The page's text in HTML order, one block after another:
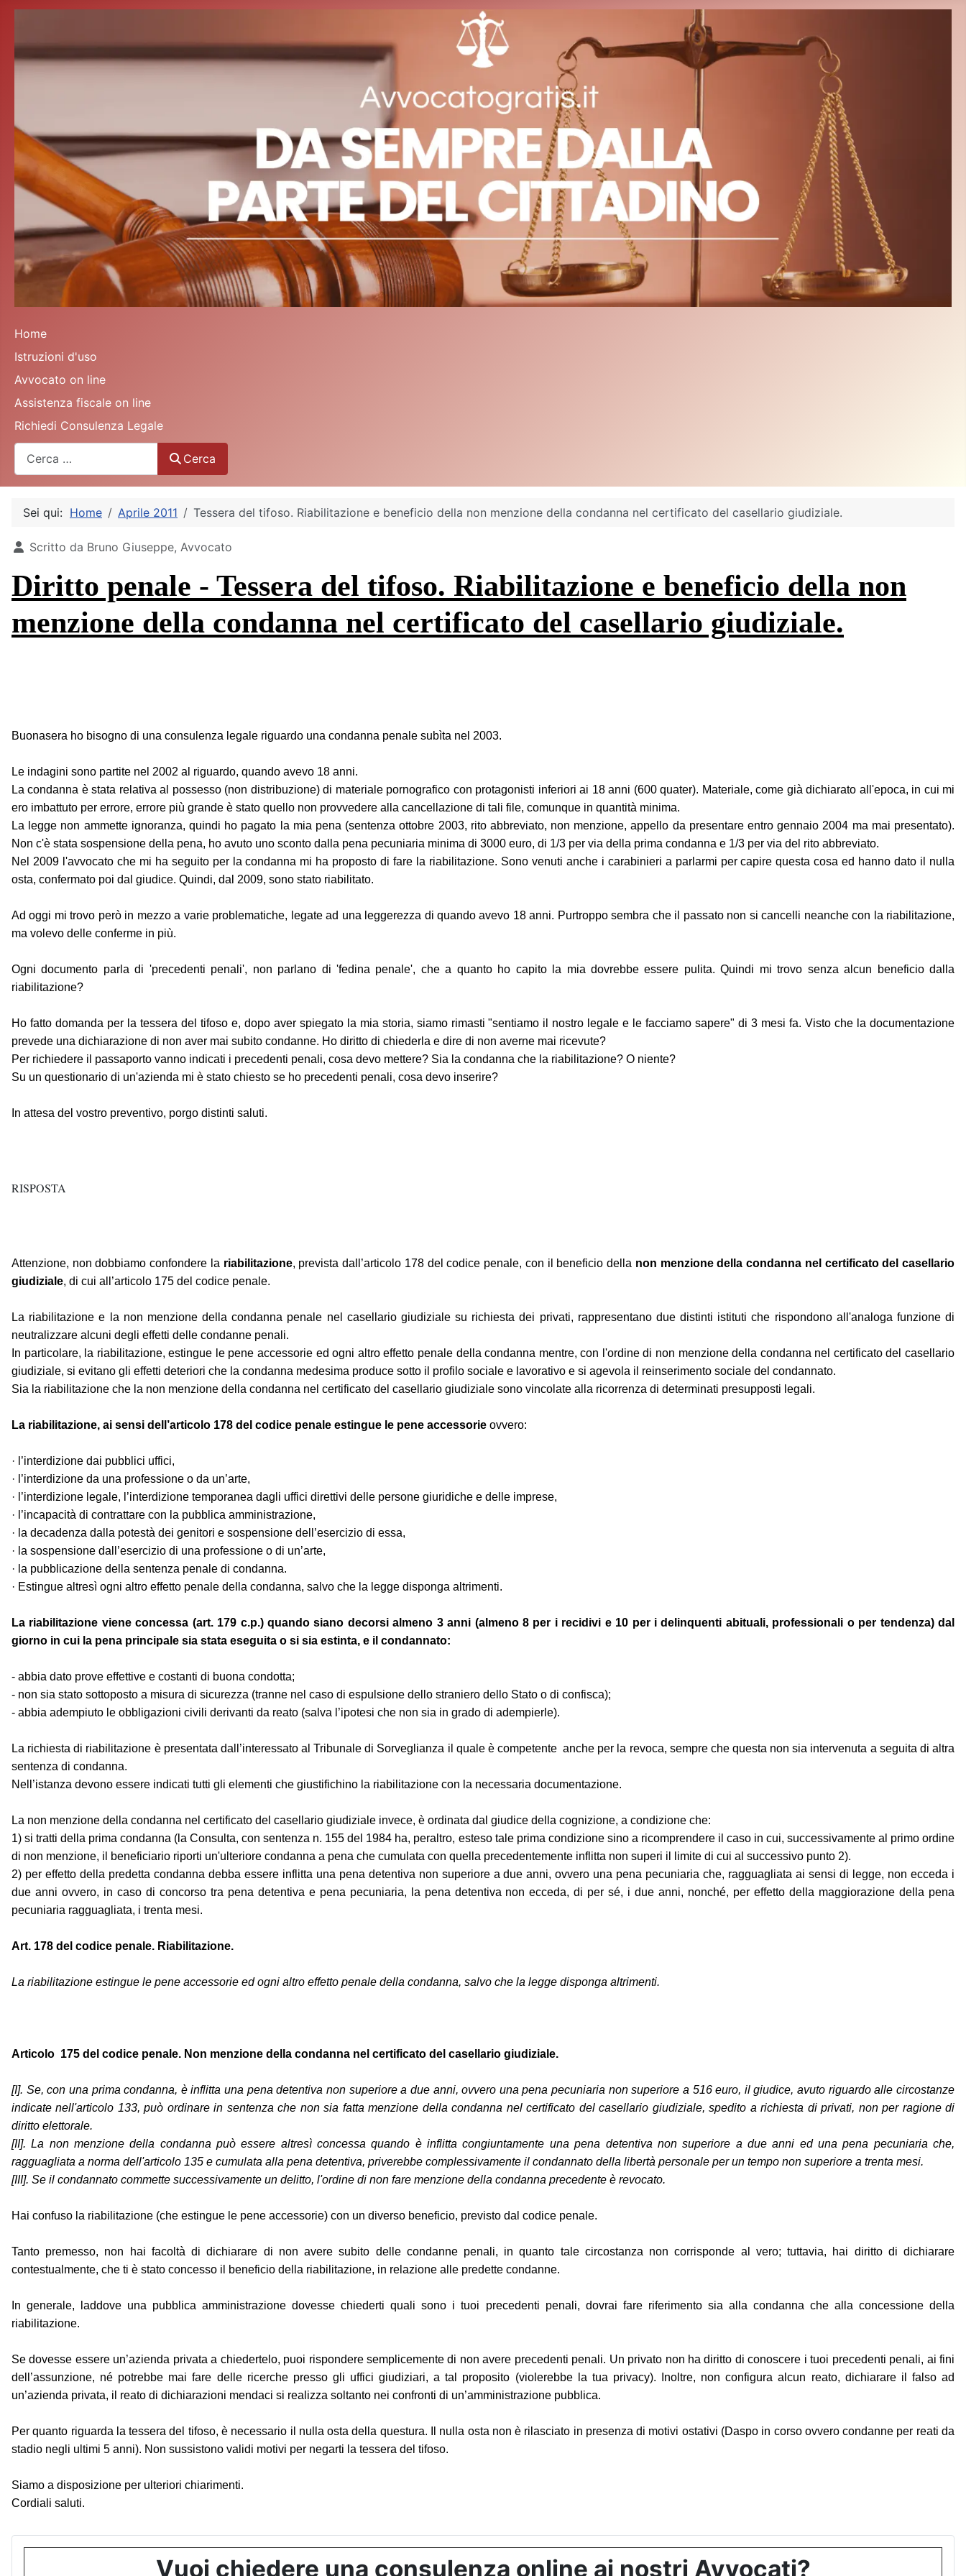
Home
Istruzioni d'uso
Avvocato on line
Assistenza fiscale on line
Richiedi Consulenza Legale
Cerca
Sei qui: Home Aprile 2011 Tessera del tifoso. Riabilitazione e beneficio della non menzione della condanna nel certificato del casellario giudiziale.
Dettagli
Scritto da Bruno Giuseppe, Avvocato
Diritto penale - Tessera del tifoso. Riabilitazione e beneficio della non
menzione della condanna nel certificato del casellario giudiziale.
Buonasera ho bisogno di una consulenza legale riguardo una condanna penale subìta nel 2003.
Le indagini sono partite nel 2002 al riguardo, quando avevo 18 anni.
La condanna è stata relativa al possesso (non distribuzione) di materiale pornografico con protagonisti inferiori ai 18 anni (600 quater). Materiale, come già dichiarato all'epoca, in cui mi
ero imbattuto per errore, errore più grande è stato quello non provvedere alla cancellazione di tali file, comunque in quantità minima.
La legge non ammette ignoranza, quindi ho pagato la mia pena (sentenza ottobre 2003, rito abbreviato, non menzione, appello da presentare entro gennaio 2004 ma mai presentato).
Non c'è stata sospensione della pena, ho avuto uno sconto dalla pena pecuniaria minima di 3000 euro, di 1/3 per via della prima condanna e 1/3 per via del rito abbreviato.
Nel 2009 l'avvocato che mi ha seguito per la condanna mi ha proposto di fare la riabilitazione. Sono venuti anche i carabinieri a parlarmi per capire questa cosa ed hanno dato il nulla
osta, confermato poi dal giudice. Quindi, dal 2009, sono stato riabilitato.
Ad oggi mi trovo però in mezzo a varie problematiche, legate ad una leggerezza di quando avevo 18 anni. Purtroppo sembra che il passato non si cancelli neanche con la riabilitazione,
ma volevo delle conferme in più.
Ogni documento parla di 'precedenti penali', non parlano di 'fedina penale', che a quanto ho capito la mia dovrebbe essere pulita. Quindi mi trovo senza alcun beneficio dalla
riabilitazione?
Ho fatto domanda per la tessera del tifoso e, dopo aver spiegato la mia storia, siamo rimasti "sentiamo il nostro legale e le facciamo sapere" di 3 mesi fa. Visto che la documentazione
prevede una dichiarazione di non aver mai subito condanne. Ho diritto di chiederla e dire di non averne mai ricevute?
Per richiedere il passaporto vanno indicati i precedenti penali, cosa devo mettere? Sia la condanna che la riabilitazione? O niente?
Su un questionario di un'azienda mi è stato chiesto se ho precedenti penali, cosa devo inserire?
In attesa del vostro preventivo, porgo distinti saluti.
RISPOSTA
Attenzione, non dobbiamo confondere la riabilitazione, prevista dall’articolo 178 del codice penale, con il beneficio della non menzione della condanna nel certificato del casellario
giudiziale, di cui all’articolo 175 del codice penale.
La riabilitazione e la non menzione della condanna penale nel casellario giudiziale su richiesta dei privati, rappresentano due distinti istituti che rispondono all'analoga funzione di
neutralizzare alcuni degli effetti delle condanne penali.
In particolare, la riabilitazione, estingue le pene accessorie ed ogni altro effetto penale della condanna mentre, con l'ordine di non menzione della condanna nel certificato del casellario
giudiziale, si evitano gli effetti deteriori che la condanna medesima produce sotto il profilo sociale e lavorativo e si agevola il reinserimento sociale del condannato.
Sia la riabilitazione che la non menzione della condanna nel certificato del casellario giudiziale sono vincolate alla ricorrenza di determinati presupposti legali.
La riabilitazione, ai sensi dell’articolo 178 del codice penale estingue le pene accessorie ovvero:
· l’interdizione dai pubblici uffici,
· l’interdizione da una professione o da un’arte,
· l’interdizione legale, l’interdizione temporanea dagli uffici direttivi delle persone giuridiche e delle imprese,
· l’incapacità di contrattare con la pubblica amministrazione,
· la decadenza dalla potestà dei genitori e sospensione dell’esercizio di essa,
· la sospensione dall’esercizio di una professione o di un’arte,
· la pubblicazione della sentenza penale di condanna.
· Estingue altresì ogni altro effetto penale della condanna, salvo che la legge disponga altrimenti.
La riabilitazione viene concessa (art. 179 c.p.) quando siano decorsi almeno 3 anni (almeno 8 per i recidivi e 10 per i delinquenti abituali, professionali o per tendenza) dal
giorno in cui la pena principale sia stata eseguita o si sia estinta, e il condannato:
- abbia dato prove effettive e costanti di buona condotta;
- non sia stato sottoposto a misura di sicurezza (tranne nel caso di espulsione dello straniero dello Stato o di confisca);
- abbia adempiuto le obbligazioni civili derivanti da reato (salva l’ipotesi che non sia in grado di adempierle).
La richiesta di riabilitazione è presentata dall’interessato al Tribunale di Sorveglianza il quale è competente anche per la revoca, sempre che questa non sia intervenuta a seguita di altra
sentenza di condanna.
Nell’istanza devono essere indicati tutti gli elementi che giustifichino la riabilitazione con la necessaria documentazione.
La non menzione della condanna nel certificato del casellario giudiziale invece, è ordinata dal giudice della cognizione, a condizione che:
1) si tratti della prima condanna (la Consulta, con sentenza n. 155 del 1984 ha, peraltro, esteso tale prima condizione sino a ricomprendere il caso in cui, successivamente al primo ordine
di non menzione, il beneficiario riporti un'ulteriore condanna a pena che cumulata con quella precedentemente inflitta non superi il limite di cui al successivo punto 2).
2) per effetto della predetta condanna debba essere inflitta una pena detentiva non superiore a due anni, ovvero una pena pecuniaria che, ragguagliata ai sensi di legge, non ecceda i
due anni ovvero, in caso di concorso tra pena detentiva e pena pecuniaria, la pena detentiva non ecceda, di per sé, i due anni, nonché, per effetto della maggiorazione della pena
pecuniaria ragguagliata, i trenta mesi.
Art. 178 del codice penale. Riabilitazione.
La riabilitazione estingue le pene accessorie ed ogni altro effetto penale della condanna, salvo che la legge disponga altrimenti.
Articolo 175 del codice penale. Non menzione della condanna nel certificato del casellario giudiziale.
[I]. Se, con una prima condanna, è inflitta una pena detentiva non superiore a due anni, ovvero una pena pecuniaria non superiore a 516 euro, il giudice, avuto riguardo alle circostanze
indicate nell'articolo 133, può ordinare in sentenza che non sia fatta menzione della condanna nel certificato del casellario giudiziale, spedito a richiesta di privati, non per ragione di
diritto elettorale.
[II]. La non menzione della condanna può essere altresì concessa quando è inflitta congiuntamente una pena detentiva non superiore a due anni ed una pena pecuniaria che,
ragguagliata a norma dell'articolo 135 e cumulata alla pena detentiva, priverebbe complessivamente il condannato della libertà personale per un tempo non superiore a trenta mesi.
[III]. Se il condannato commette successivamente un delitto, l'ordine di non fare menzione della condanna precedente è revocato.
Hai confuso la riabilitazione (che estingue le pene accessorie) con un diverso beneficio, previsto dal codice penale.
Tanto premesso, non hai facoltà di dichiarare di non avere subito delle condanne penali, in quanto tale circostanza non corrisponde al vero; tuttavia, hai diritto di dichiarare
contestualmente, che ti è stato concesso il beneficio della riabilitazione, in relazione alle predette condanne.
In generale, laddove una pubblica amministrazione dovesse chiederti quali sono i tuoi precedenti penali, dovrai fare riferimento sia alla condanna che alla concessione della
riabilitazione.
Se dovesse essere un’azienda privata a chiedertelo, puoi rispondere semplicemente di non avere precedenti penali. Un privato non ha diritto di conoscere i tuoi precedenti penali, ai fini
dell’assunzione, né potrebbe mai fare delle ricerche presso gli uffici giudiziari, a tal proposito (violerebbe la tua privacy). Inoltre, non configura alcun reato, dichiarare il falso ad
un’azienda privata, il reato di dichiarazioni mendaci si realizza soltanto nei confronti di un’amministrazione pubblica.
Per quanto riguarda la tessera del tifoso, è necessario il nulla osta della questura. Il nulla osta non è rilasciato in presenza di motivi ostativi (Daspo in corso ovvero condanne per reati da
stadio negli ultimi 5 anni). Non sussistono validi motivi per negarti la tessera del tifoso.
Siamo a disposizione per ulteriori chiarimenti.
Cordiali saluti.
Vuoi chiedere una consulenza online ai nostri Avvocati?